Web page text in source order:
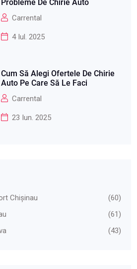
Probleme De Chirie Auto
Carrental
4 Iul. 2025
Cum Să Alegi Ofertele De Chirie
Auto Pe Care Să Le Faci
Carrental
23 Iun. 2025
Chişinau
(60)
(61)
(43)